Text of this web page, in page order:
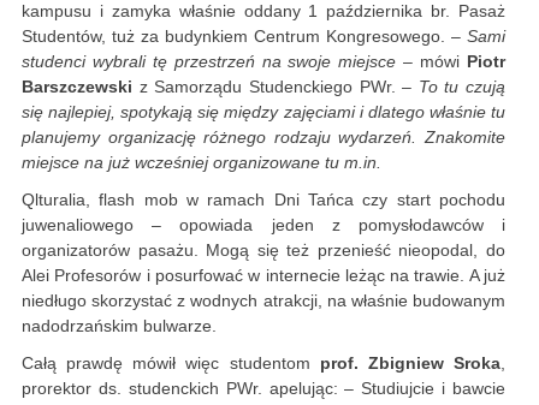
kampusu i zamyka właśnie oddany 1 października br. Pasaż
Studentów, tuż za budynkiem Centrum Kongresowego. – Sami
studenci wybrali tę przestrzeń na swoje miejsce – mówi Piotr
Barszczewski z Samorządu Studenckiego PWr. – To tu czują
się najlepiej, spotykają się między zajęciami i dlatego właśnie tu
planujemy organizację różnego rodzaju wydarzeń. Znakomite
miejsce na już wcześniej organizowane tu m.in.
Qlturalia, flash mob w ramach Dni Tańca czy start pochodu
juwenaliowego – opowiada jeden z pomysłodawców i
organizatorów pasażu. Mogą się też przenieść nieopodal, do
Alei Profesorów i posurfować w internecie leżąc na trawie. A już
niedługo skorzystać z wodnych atrakcji, na właśnie budowanym
nadodrzańskim bulwarze.
Całą prawdę mówił więc studentom prof. Zbigniew Sroka,
prorektor ds. studenckich PWr. apelując: – Studiujcie i bawcie